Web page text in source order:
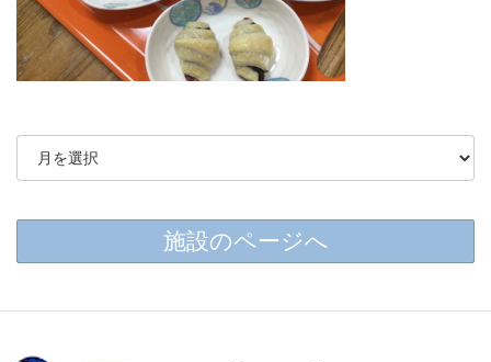
施設のページへ